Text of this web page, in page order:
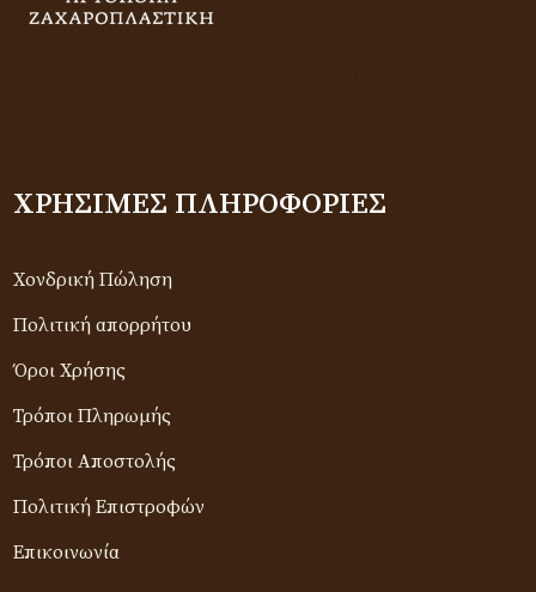
ΧΡΉΣΙΜΕΣ ΠΛΗΡΟΦΟΡΊΕΣ
Χονδρική Πώληση
Πολιτική απορρήτου
Όροι Χρήσης
Τρόποι Πληρωμής
Τρόποι Αποστολής
Πολιτική Επιστροφών
Επικοινωνία